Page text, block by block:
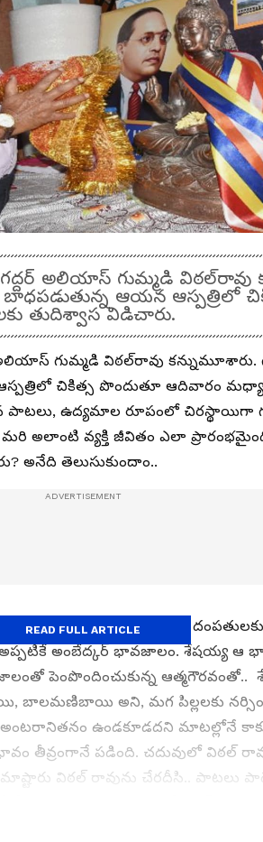
అలియాస్ గుమ్మడి విఠల్‌రావు
ఆయన ఆస్పత్రిలో
తుదిశ్వాస విడిచారు.
గుమ్మడి విఠల్‌రావు
చికిత్స పొందుతూ ఆదివారం
పాటలు, ఉద్యమాల రూపంలో చిరస్థాయిగా
అలాంటి వ్యక్తి జీవితం ఎలా
అనేది తెలుసుకుందాం..
లచ్చుమమ్మ, శేషయ్యల దంపతులకు
అంబేద్కర్ భావజాలం. శేషయ్య ఆ
పెంపొందించుకున్న ఆత్మగౌరవంతో..
బాలమణిబాయి అని, మగ పిల్లలకు
అంటరానితనం ఉండకూడదని మాటల్లోనే
తీవ్రంగానే పడింది. చదువులో విఠల్‌
విఠల్‌ రావును చేరదీసి.. పాటలు
READ FULL ARTICLE